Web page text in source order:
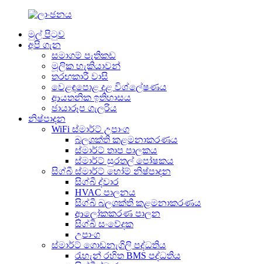
මුල් පිටුව
අපි ගැන
සමාගම් පැතිකඩ
මූලික හැකියාවන්
තරඟකාරී වාසි
වෙළඳපොළ දළ විශ්ලේෂණය
ආයතනික ඉතිහාසය
ඡායාරූප ගැලරිය
නිෂ්පාදන
WiFi ස්මාර්ට් උපාංග
බලශක්ති කළමනාකරණය
ස්මාර්ට් තාප පාලකය
ස්මාර්ට් සුරතල් පෝෂකය
සිග්බී ස්මාර්ට් හෝම් නිෂ්පාදන
සිග්බී ද්වාර
HVAC පාලනය
සිග්බී බලශක්ති කළමනාකරණය
ආලෝකකරණ පාලන
සිග්බී සංවේදක
උපාංග
ස්මාර්ට් ගොඩනැගිලි පද්ධතිය
රැහැන් රහිත BMS පද්ධතිය